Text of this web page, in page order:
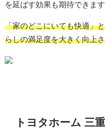
を延ばす効果も期待できます
「家のどこにいても快適」
らしの満足度を大きく向上
トヨタホーム 三